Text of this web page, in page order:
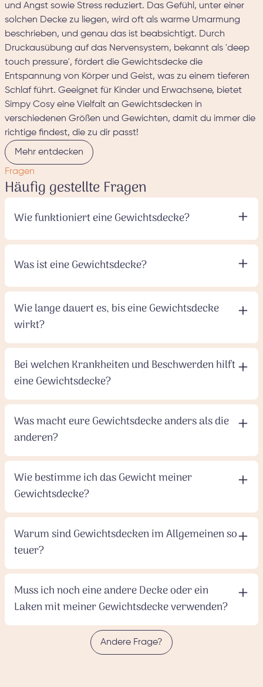
und Angst sowie Stress reduziert. Das Gefühl, unter einer
solchen Decke zu liegen, wird oft als warme Umarmung
beschrieben, und genau das ist beabsichtigt. Durch
Druckausübung auf das Nervensystem, bekannt als 'deep
touch pressure', fördert die Gewichtsdecke die
Entspannung von Körper und Geist, was zu einem tieferen
Schlaf führt. Geeignet für Kinder und Erwachsene, bietet
Simpy Cosy eine Vielfalt an Gewichtsdecken in
verschiedenen Größen und Gewichten, damit du immer die
richtige findest, die zu dir passt!
Mehr entdecken
Fragen
Häufig gestellte Fragen
Wie funktioniert eine Gewichtsdecke? +
Was ist eine Gewichtsdecke? +
Wie lange dauert es, bis eine Gewichtsdecke
wirkt?
+
Bei welchen Krankheiten und Beschwerden hilft
eine Gewichtsdecke?
+
Was macht eure Gewichtsdecke anders als die
anderen?
+
Wie bestimme ich das Gewicht meiner
Gewichtsdecke?
+
Warum sind Gewichtsdecken im Allgemeinen so
teuer?
+
Muss ich noch eine andere Decke oder ein
Laken mit meiner Gewichtsdecke verwenden?
+
Andere Frage?